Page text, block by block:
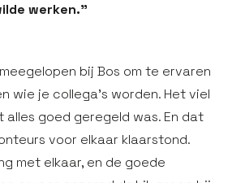
werken.”
bij Bos om te ervaren
wie je collega’s worden. Het viel
goed geregeld was. En dat
voor elkaar klaarstond.
met elkaar, en de goede